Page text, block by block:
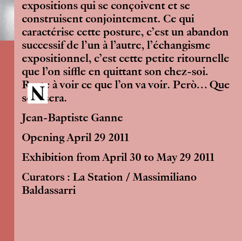
expositions qui se conçoivent et se
construisent conjointement. Ce qui
caractérise cette posture, c’est un abandon
successif de l’un à l’autre, l’échangisme
expositionnel, c’est cette petite ritournelle
que l’on siffle en quittant son chez-soi.
Reste à voir ce que l’on va voir. Però… Que
sera sera.
Jean-Baptiste Ganne
Opening April 29 2011
Exhibition from April 30 to May 29 2011
Curators : La Station / Massimiliano
Baldassarri